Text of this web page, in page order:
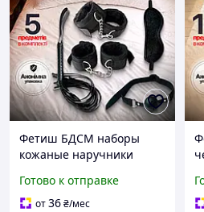
Фетиш БДСМ наборы
кожаные наручники
кляп шарик для
начинающих и опытных
Готово к отправке
от36₴/мес